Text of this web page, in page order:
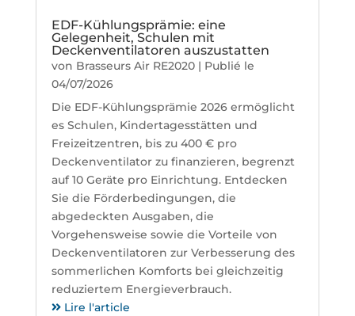
EDF-Kühlungsprämie: eine
Gelegenheit, Schulen mit
Deckenventilatoren auszustatten
von Brasseurs Air RE2020| Publié le
04/07/2026
Die EDF-Kühlungsprämie 2026 ermöglicht
es Schulen, Kindertagesstätten und
Freizeitzentren, bis zu 400 € pro
Deckenventilator zu finanzieren, begrenzt
auf 10 Geräte pro Einrichtung. Entdecken
Sie die Förderbedingungen, die
abgedeckten Ausgaben, die
Vorgehensweise sowie die Vorteile von
Deckenventilatoren zur Verbesserung des
sommerlichen Komforts bei gleichzeitig
reduziertem Energieverbrauch.
Lire l'article